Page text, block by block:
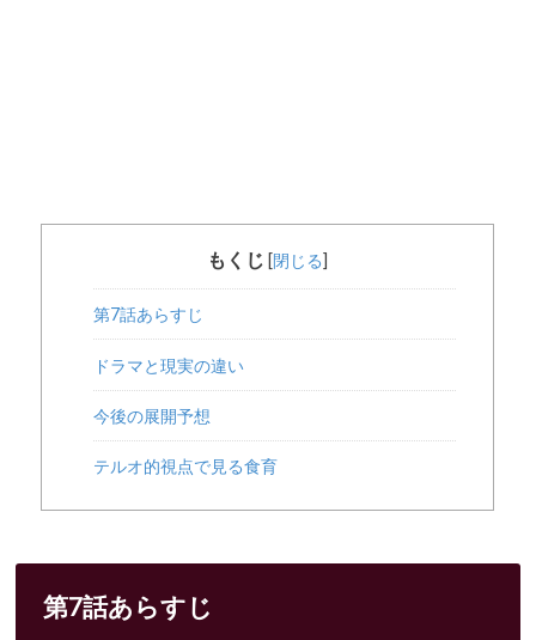
もくじ [閉じる]
第7話あらすじ
ドラマと現実の違い
今後の展開予想
テルオ的視点で見る食育
第7話あらすじ